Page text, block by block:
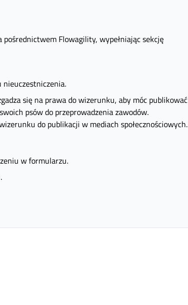
Flowagility, wypełniając sekcję
się na prawa do wizerunku, aby móc publikować
psów do przeprowadzenia zawodów.
do publikacji w mediach społecznościowych.
w formularzu.